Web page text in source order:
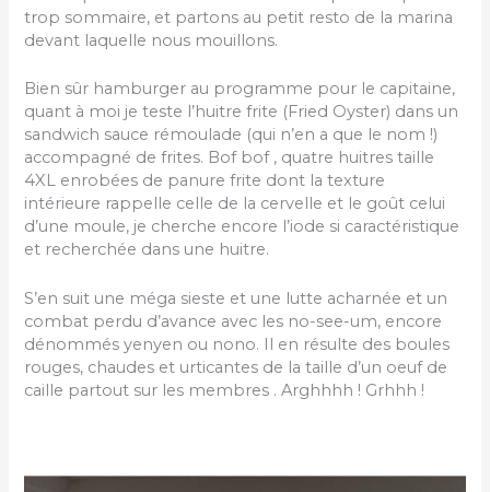
trop sommaire, et partons au petit resto de la marina
devant laquelle nous mouillons.
Bien sûr hamburger au programme pour le capitaine,
quant à moi je teste l’huitre frite (Fried Oyster) dans un
sandwich sauce rémoulade (qui n’en a que le nom !)
accompagné de frites. Bof bof , quatre huitres taille
4XL enrobées de panure frite dont la texture
intérieure rappelle celle de la cervelle et le goût celui
d’une moule, je cherche encore l’iode si caractéristique
et recherchée dans une huitre.
S’en suit une méga sieste et une lutte acharnée et un
combat perdu d’avance avec les no-see-um, encore
dénommés yenyen ou nono. Il en résulte des boules
rouges, chaudes et urticantes de la taille d’un oeuf de
caille partout sur les membres . Arghhhh ! Grhhh !